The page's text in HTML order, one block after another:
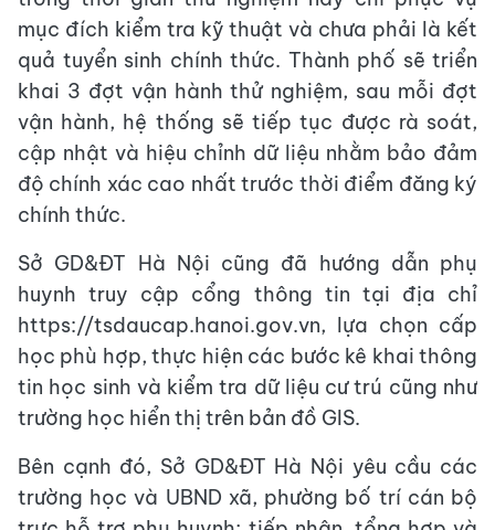
mục đích kiểm tra kỹ thuật và chưa phải là kết
quả tuyển sinh chính thức. Thành phố sẽ triển
khai 3 đợt vận hành thử nghiệm, sau mỗi đợt
vận hành, hệ thống sẽ tiếp tục được rà soát,
cập nhật và hiệu chỉnh dữ liệu nhằm bảo đảm
độ chính xác cao nhất trước thời điểm đăng ký
chính thức.
​Sở GD&ĐT Hà Nội cũng đã hướng dẫn phụ
huynh truy cập cổng thông tin tại địa chỉ
https://tsdaucap.hanoi.gov.vn, lựa chọn cấp
học phù hợp, thực hiện các bước kê khai thông
tin học sinh và kiểm tra dữ liệu cư trú cũng như
trường học hiển thị trên bản đồ GIS.
Bên cạnh đó, Sở GD&ĐT Hà Nội yêu cầu các
trường học và UBND xã, phường bố trí cán bộ